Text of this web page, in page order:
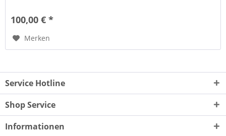
100,00 € *
Merken
Service Hotline
Shop Service
Informationen